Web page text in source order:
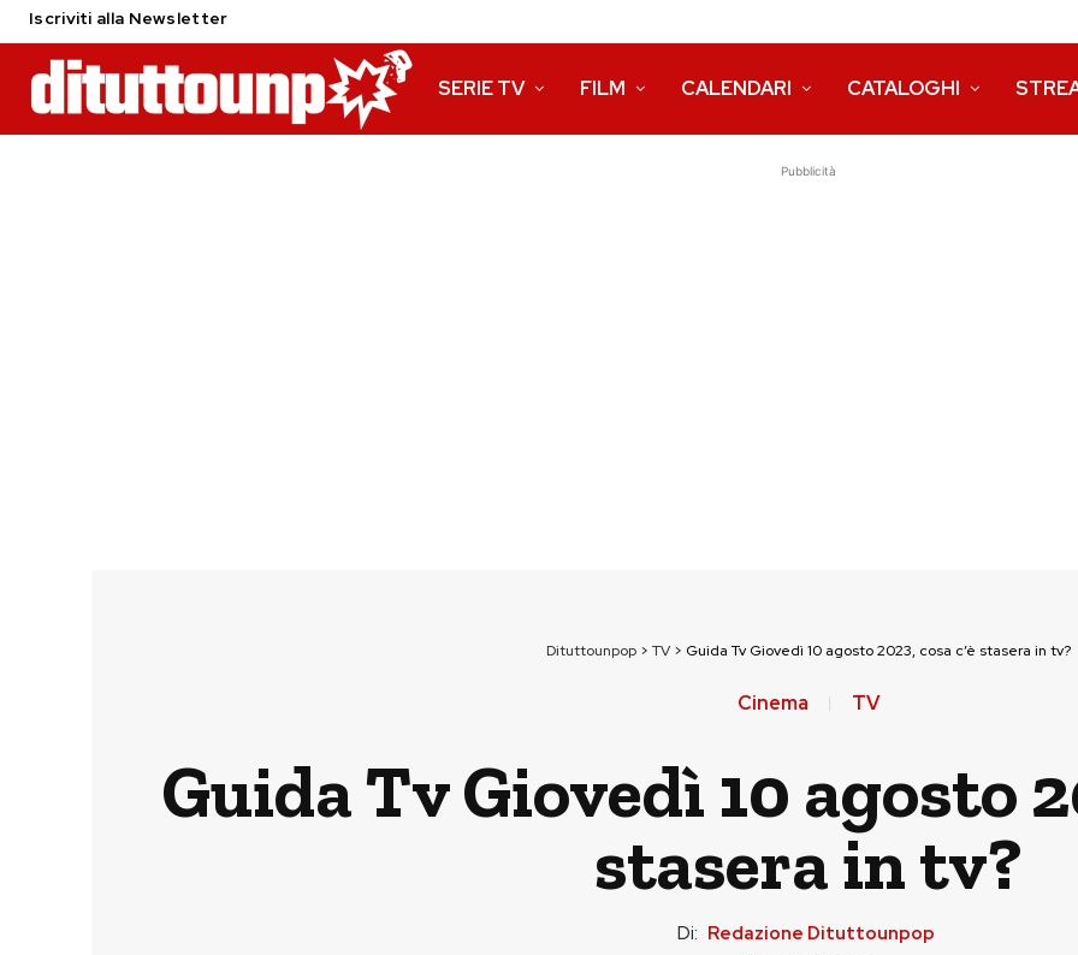
Iscriviti alla Newsletter
SERIE TV FILM CALENDARI CATALOGHI
Pubblicità
Dituttounpop> TV> Guida Tv Giovedì 10 agosto 2023, cosa c’è stasera in tv?
Cinema TV
Guida Tv Giovedì 10 agosto
stasera in tv?
Di: Redazione Dituttounpop